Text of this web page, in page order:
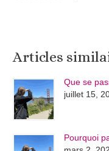
Articles
Que se
juillet 15,
Pourquoi